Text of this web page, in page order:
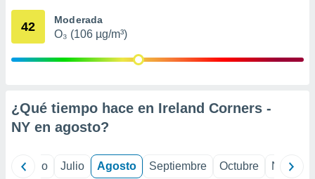
mediante
publicidad
42 Moderada
O₃ (106 µg/m³)
¿Qué tiempo hace en Ireland Corners -
NY en agosto?
Junio Julio Agosto Septiembre Octubre